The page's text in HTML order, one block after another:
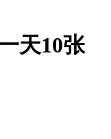
天10张